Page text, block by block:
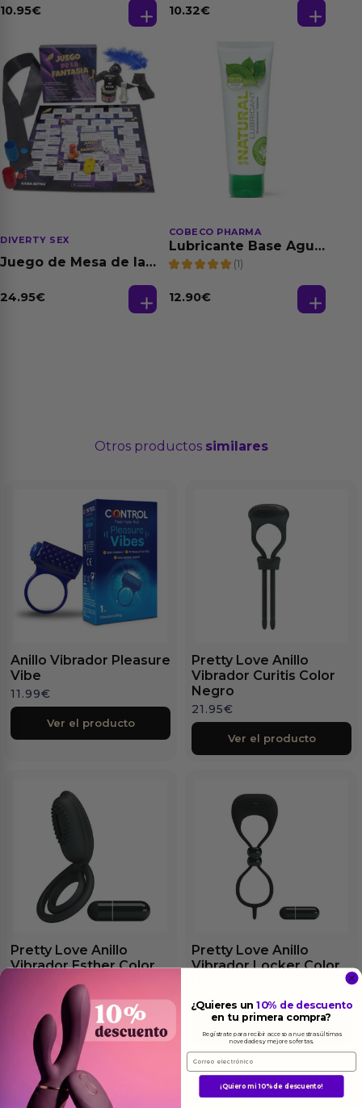
Dilatación Base Agua
10.95€ 10.32€
DIVERTY SEX
Juego de Mesa de las
24.95€
COBECO PHARMA
Lubricante Base Agua
100% Natural 125 ml
(1)
12.90€
Otros productos similares
Anillo Vibrador Pleasure
Vibe
11.99€
Ver el producto
Pretty Love Anillo
Vibrador Curitis Color
Negro
21.95€
Ver el producto
Pretty Love Anillo
Vibrador Esther Color
Ver el producto
Pretty Love Anillo
Vibrador Locker Color
24.95
¿Quieres un10% de descuento
en tu primera compra?
Regístrate para recibir acceso a nuestras últimas
novedades y mejores ofertas.
Email
¡Quiero mi 10% de descuento!